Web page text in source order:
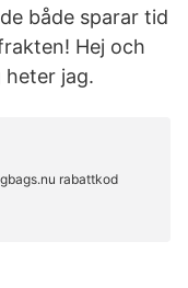
både sparar tid
Hej och
heter jag.